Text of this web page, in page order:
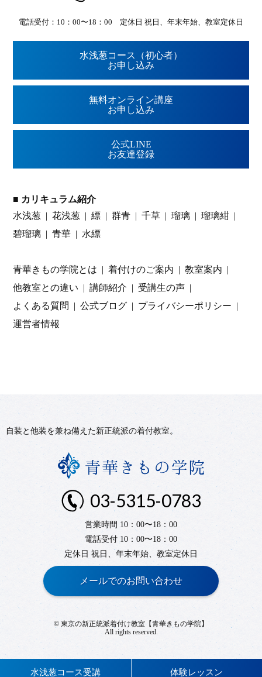
電話受付：10：00〜18：00 定休日 祝日、年末年始、教室定休日
水浅葱コース（初心者）
お申し込み
無料オンライン講座
お申し込み
公式LINE
お友達登録
■ カリキュラム紹介
水浅葱
花浅葱 縹 群青 千草 瑠璃
瑠璃紺
碧瑠璃
青華 水縹
青華きもの学院とは 着付けのご案内
教室案内
他教室との違い
講師紹介
受講生の声
よくある質問
公式ブログ
プライバシーポリシー
運営者情報
自装と他装を兼ね備えた新正統派の着付教室。
03-5315-0783
営業時間 10：00〜18：00
電話受付 10：00〜18：00
定休日 祝日、年末年始、教室定休日
メールでのお問い合わせ
© 東京の新正統派着付け教室【青華きもの学院】
All rights reserved.
水浅葱コース受講 体験レッスン